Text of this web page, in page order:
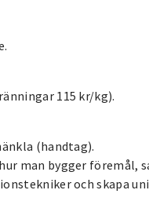
115 kr/kg).
(handtag).
man bygger föremål,
och skapa